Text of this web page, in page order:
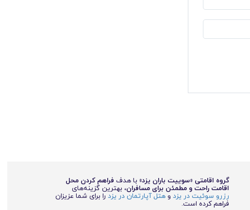
گروه اقامتی «سوییت باران یزد» با هدف فراهم کردن محل
اقامت راحت و مطمئن برای مسافران، بهترین گزینه‌های
رزرو سوئیت در یزد و هتل آپارتمان در یزد را برای شما عزیزان
فراهم کرده است.